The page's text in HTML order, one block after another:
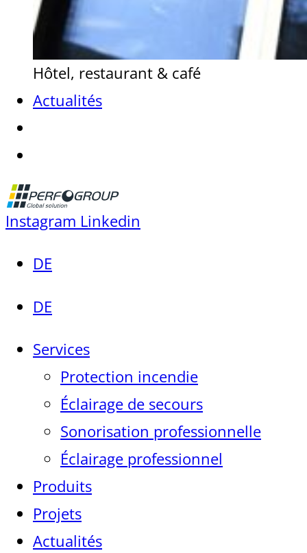
Hôtel, restaurant & café
Actualités
Instagram Linkedin
DE
DE
Services
Protection incendie
Éclairage de secours
Sonorisation professionnelle
Éclairage professionnel
Produits
Projets
Actualités